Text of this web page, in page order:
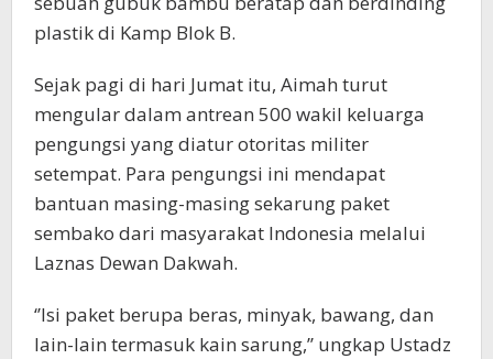
plastik di Kamp Blok B.
Sejak pagi di hari Jumat itu, Aimah turut
mengular dalam antrean 500 wakil keluarga
pengungsi yang diatur otoritas militer
setempat. Para pengungsi ini mendapat
bantuan masing-masing sekarung paket
sembako dari masyarakat Indonesia melalui
Laznas Dewan Dakwah.
‘’Isi paket berupa beras, minyak, bawang, dan
lain-lain termasuk kain sarung,’’ ungkap Ustadz